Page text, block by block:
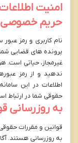
امنیت
حریم خصوصی
نام کاربری و رمز
پرونده های قضایی
غیرمجاز، حیاتی است.
ندهید و از رمز
اطلاعات در این
حقوقی شما در ارتباط
به روزرسانی
قوانین و مقررات
به روزرسانی هستند.